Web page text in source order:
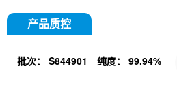
产品质控
批次： S844901 纯度： 99.94%